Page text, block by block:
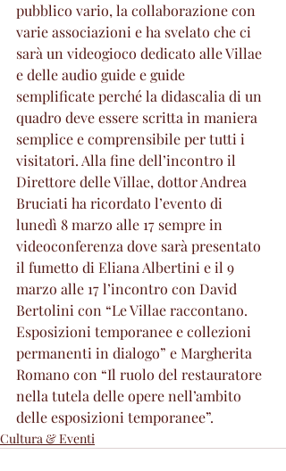
pubblico vario, la collaborazione con
varie associazioni e ha svelato che ci
sarà un videogioco dedicato alle Villae
e delle audio guide e guide
semplificate perché la didascalia di un
quadro deve essere scritta in maniera
semplice e comprensibile per tutti i
visitatori. Alla fine dell’incontro il
Direttore delle Villae, dottor Andrea
Bruciati ha ricordato l’evento di
lunedì 8 marzo alle 17 sempre in
videoconferenza dove sarà presentato
il fumetto di Eliana Albertini e il 9
marzo alle 17 l’incontro con David
Bertolini con “Le Villae raccontano.
Esposizioni temporanee e collezioni
permanenti in dialogo” e Margherita
Romano con “Il ruolo del restauratore
nella tutela delle opere nell’ambito
delle esposizioni temporanee”.
Cultura & Eventi